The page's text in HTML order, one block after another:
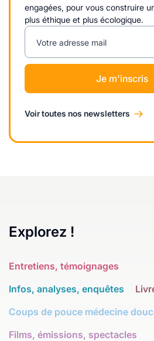
engagées, pour vous construire
plus éthique et plus écologique.
Votre adresse mail
Je m'inscris
Voir toutes nos newsletters
Explorez !
Entretiens, témoignages
Infos, analyses, enquêtes
Coups de pouce médecine
Films, émissions, spectacles